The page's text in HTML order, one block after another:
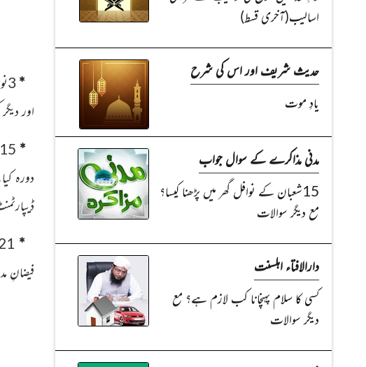
*3نومبر2023ء کو فیضانِ مدینہ کراچی میں الشیخ عبد
اور
* 15نومبر 2023ء کو ایک مائیکرو فنانس بینک کے
دورہ
* 21نومبر2023ء کو پاکستانی کرکٹ ٹیم کے
فیضانِ
اسالیب(آخری قسط)
حدیث شریف اور اس کی شرح
یادِ موت
مدنی مذاکرے کے سوال جواب
15شعبان کے نوافل گھر میں پڑھنا کیسا؟
مع دیگر سوالات
دارالافتاء اہلسنت
کسی کا سلام پہنچانا کب لازم ہے؟ مع
دیگر سوالات